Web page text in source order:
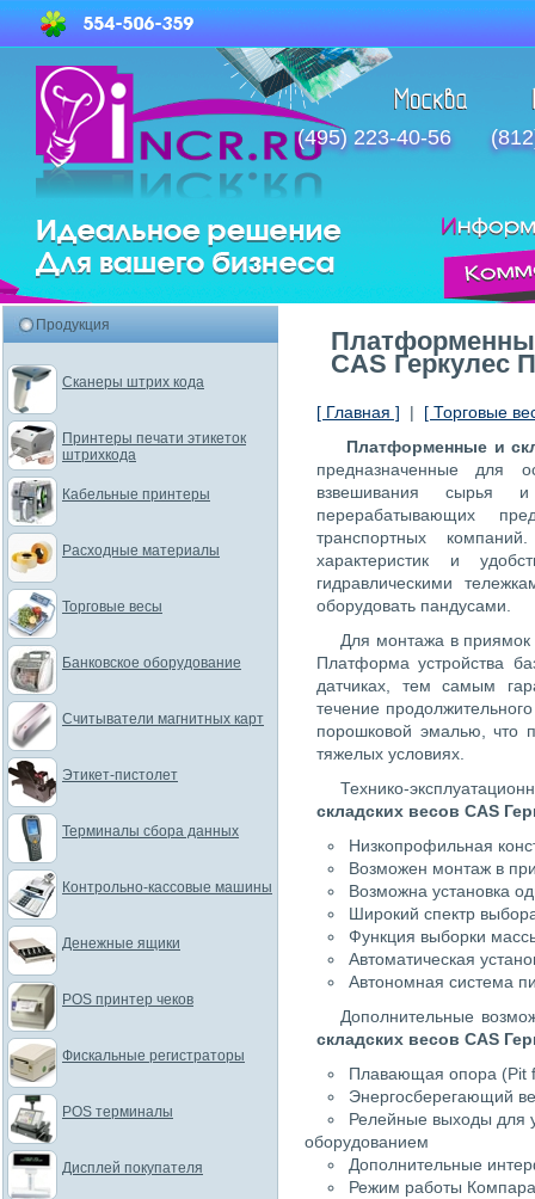
(495) 223-40-56
CAS Геркулес П
[ Главная ] | [ Торговые
Платформенные и
предназначенные для
взвешивания сырья
перерабатывающих
транспортных
характеристик и
гидравлическими
оборудовать пандусами.
Для монтажа в
Платформа устройства
датчиках, тем самым
течение
порошковой эмалью, что
тяжелых условиях.
Технико-
складских весов CAS
Низкопрофильная
Возможен монтаж в
Возможна установка
Широкий спектр
Функция выборки
Автоматическая
Автономная система
Дополнительные
складских весов CAS
Плавающая опора (Pit
Энергосберегающий
Релейные выходы для
оборудованием
Дополнительные
Режим работы
Продукция
Сканеры штрих кода
Принтеры печати этикеток
штрихкода
Кабельные принтеры
Расходные материалы
Торговые весы
Банковское оборудование
Считыватели магнитных карт
Этикет-пистолет
Терминалы сбора данных
Контрольно-кассовые машины
Денежные ящики
POS принтер чеков
Фискальные регистраторы
POS терминалы
Дисплей покупателя